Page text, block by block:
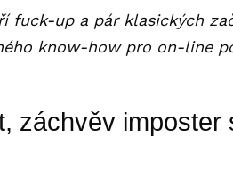
fuck-up a pár klasických
know-how pro on-line
záchvěv